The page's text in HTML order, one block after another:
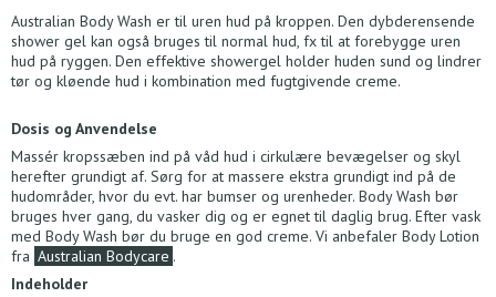
Australian Body Wash er til uren hud på kroppen. Den dybderensende
shower gel kan også bruges til normal hud, fx til at forebygge uren
hud på ryggen. Den effektive showergel holder huden sund og lindrer
tør og kløende hud i kombination med fugtgivende creme.
Dosis og Anvendelse
Massér kropssæben ind på våd hud i cirkulære bevægelser og skyl
herefter grundigt af. Sørg for at massere ekstra grundigt ind på de
hudområder, hvor du evt. har bumser og urenheder. Body Wash bør
bruges hver gang, du vasker dig og er egnet til daglig brug. Efter vask
med Body Wash bør du bruge en god creme. Vi anbefaler Body Lotion
fra Australian Bodycare .
Indeholder